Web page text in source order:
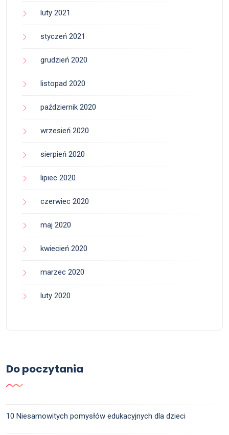
luty 2021
styczeń 2021
grudzień 2020
listopad 2020
październik 2020
wrzesień 2020
sierpień 2020
lipiec 2020
czerwiec 2020
maj 2020
kwiecień 2020
marzec 2020
luty 2020
Do poczytania
10 Niesamowitych pomysłów edukacyjnych dla dzieci